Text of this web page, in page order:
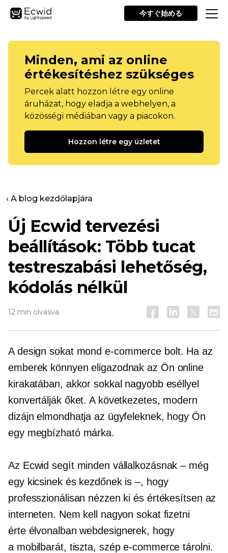
今すぐ始める
Minden, ami az online
értékesítéshez szükséges
Percek alatt hozzon létre egy online
áruházat, hogy eladja a webhelyen, a
közösségi médiában vagy a piacokon.
Hozzon létre egy üzletet
‹ A blog kezdőlapjára
Új Ecwid tervezési
beállítások: Több tucat
testreszabási lehetőség,
kódolás nélkül
12 min olvasva
A design sokat mond e-commerce bolt. Ha az
emberek könnyen eligazodnak az Ön online
kirakatában, akkor sokkal nagyobb eséllyel
konvertálják őket. A következetes, modern
dizájn elmondhatja az ügyfeleknek, hogy Ön
egy megbízható márka.
Az Ecwid segít minden vállalkozásnak – még
egy kicsinek és kezdőnek is –, hogy
professzionálisan nézzen ki és értékesítsen az
interneten. Nem kell nagyon sokat fizetni
érte élvonalban webdesignerek, hogy
a mobilbarát, tiszta, szépe-commerce tárolni.